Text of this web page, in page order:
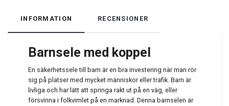
INFORMATION RECENSIONER
Barnsele med koppel
En säkerhetssele till barn är en bra investering när man rör
sig på platser med mycket människor eller trafik. Barn är
livliga och har lätt att springa rakt ut på en väg, eller
försvinna i folkvimlet på en marknad. Denna barnselen är